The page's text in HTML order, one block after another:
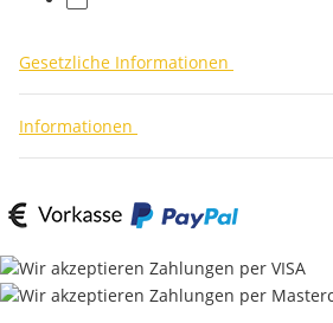
facebook
Gesetzliche Informationen
Informationen